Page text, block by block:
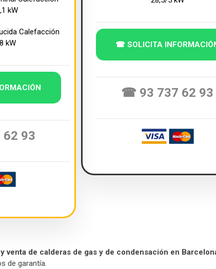
kW
Calefacción
kW
93
☎ SOLICITA
☎ 93 737 62 93
venta de calderas de gas y de condensación en
de garantía.